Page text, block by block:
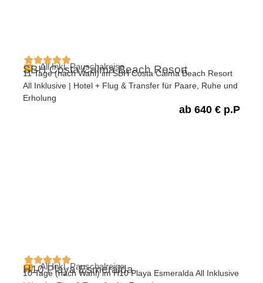
All Inkl. Pauschalreise
SBH Costa Calma Beach Resort
11 Tage (nach Wahl) im SBH Costa Calma Beach Resort
All Inklusive | Hotel + Flug & Transfer für Paare, Ruhe und
Erholung
ab 640 € p.P
All Inkl. Pauschalreise
H10 Playa Esmeralda
10 Tage (nach Wahl) im H10 Playa Esmeralda All Inklusive